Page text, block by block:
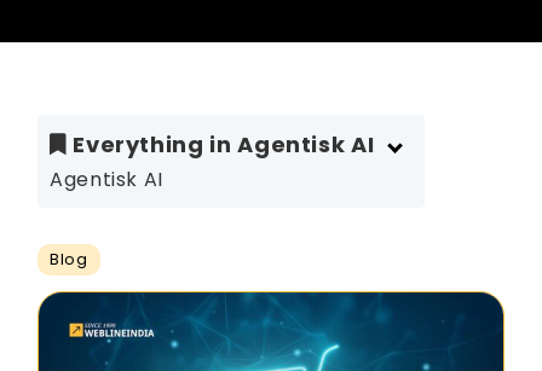
Everything in Agentisk AI
Agentisk AI
Blog